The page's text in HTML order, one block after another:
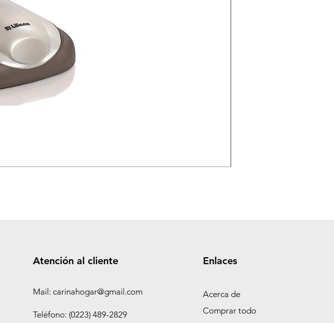
Atención al cliente
Mail: carinahogar@gmail.com
Teléfono: (0223) 489-2829
Enlaces
Acerca de
Comprar todo